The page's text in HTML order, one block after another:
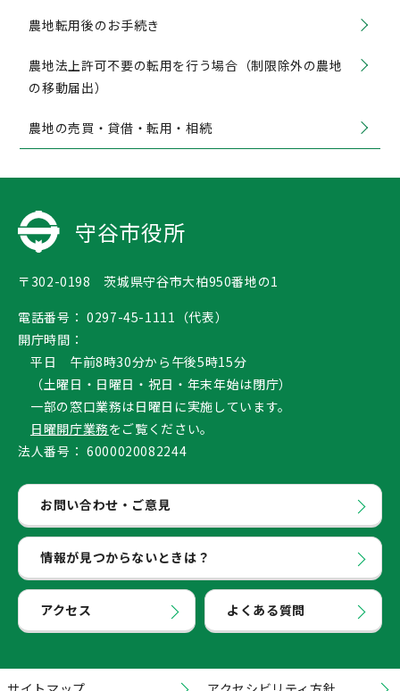
農地転用後のお手続き
農地法上許可不要の転用を行う場合（制限除外の農地
の移動届出）
農地の売買・貸借・転用・相続
守谷市役所
〒302-0198 茨城県守谷市大柏950番地の1
電話番号： 0297-45-1111（代表）
開庁時間：
平日 午前8時30分から午後5時15分
（土曜日・日曜日・祝日・年末年始は閉庁）
一部の窓口業務は日曜日に実施しています。
日曜開庁業務をご覧ください。
法人番号： 6000020082244
お問い合わせ・ご意見
情報が見つからないときは？
アクセス よくある質問